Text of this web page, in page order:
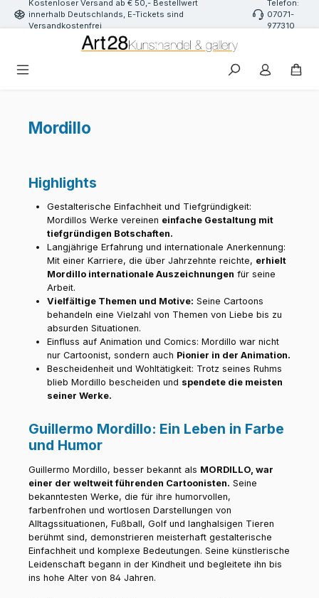
Zum Hauptinhalt springen
Kostenloser Versand ab € 50,- Bestellwert
innerhalb Deutschlands, E-Tickets sind
Versandkostenfrei
Telefon:
07071-
977310
Mordillo
Highlights
Gestalterische Einfachheit und Tiefgründigkeit:
Mordillos Werke vereinen einfache Gestaltung mit
tiefgründigen Botschaften.
Langjährige Erfahrung und internationale Anerkennung:
Mit einer Karriere, die über Jahrzehnte reichte, erhielt
Mordillo internationale Auszeichnungen für seine
Arbeit.
Vielfältige Themen und Motive: Seine Cartoons
behandeln eine Vielzahl von Themen von Liebe bis zu
absurden Situationen.
Einfluss auf Animation und Comics: Mordillo war nicht
nur Cartoonist, sondern auch Pionier in der Animation.
Bescheidenheit und Wohltätigkeit: Trotz seines Ruhms
blieb Mordillo bescheiden und spendete die meisten
seiner Werke.
Guillermo Mordillo: Ein Leben in Farbe
und Humor
Guillermo Mordillo, besser bekannt als MORDILLO, war
einer der weltweit führenden Cartoonisten. Seine
bekanntesten Werke, die für ihre humorvollen,
farbenfrohen und wortlosen Darstellungen von
Alltagssituationen, Fußball, Golf und langhalsigen Tieren
berühmt sind, demonstrieren meisterhaft gestalterische
Einfachheit und komplexe Bedeutungen. Seine künstlerische
Leidenschaft begann in der Kindheit und begleitete ihn bis
ins hohe Alter von 84 Jahren.